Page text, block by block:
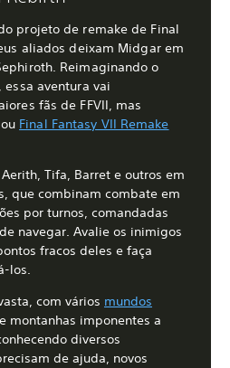
projeto de remake de Final
aliados deixam Midgar em
Reimaginando o
essa aventura vai
fãs de FFVII, mas
Final Fantasy VII Remake
Tifa, Barret e outros em
que combinam combate em
por turnos, comandadas
navegar. Avalie os inimigos
fracos deles e faça
los.
com vários mundos
montanhas imponentes a
diversos
de ajuda, novos